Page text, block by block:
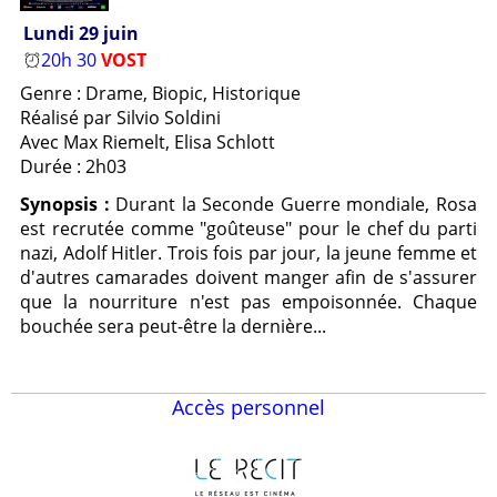
Lundi 29 juin
20h 30VOST
Genre : Drame, Biopic, Historique
Réalisé par Silvio Soldini
Avec Max Riemelt, Elisa Schlott
Durée : 2h03
Synopsis : Durant la Seconde Guerre mondiale, Rosa
est recrutée comme "goûteuse" pour le chef du parti
nazi, Adolf Hitler. Trois fois par jour, la jeune femme et
d'autres camarades doivent manger afin de s'assurer
que la nourriture n'est pas empoisonnée. Chaque
bouchée sera peut-être la dernière...
Accès personnel